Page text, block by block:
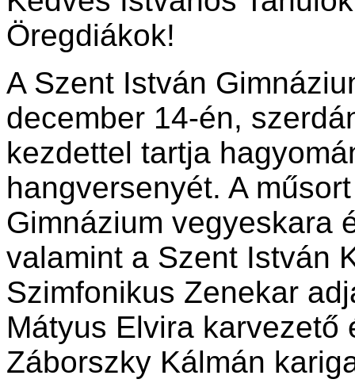
Öregdiákok!
A Szent István
december 14-én,
kezdettel tartja
hangversenyét. A
Gimnázium vegyeskara
valamint a Szent István
Szimfonikus Zenekar
Mátyus Elvira karvezető
Záborszky Kálmán